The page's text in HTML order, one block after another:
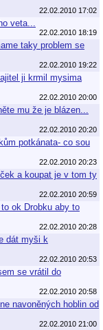
22.02.2010 17:02
veta...
22.02.2010 18:19
taky problem se
22.02.2010 19:22
ji krmil mysima
22.02.2010 20:00
mu že je blázen...
22.02.2010 20:20
potkánata- co sou
22.02.2010 20:23
a koupat je v tom ty
22.02.2010 20:59
ok Drobku aby to
22.02.2010 20:28
dát myši k
22.02.2010 20:53
se vrátil do
22.02.2010 20:58
navoněných hoblin od
22.02.2010 21:00